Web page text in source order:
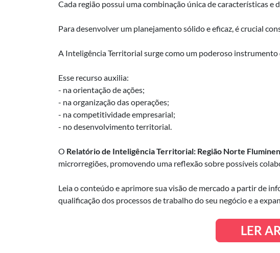
Cada região possui uma combinação única de características
Para desenvolver um planejamento sólido e eficaz, é crucial
A Inteligência Territorial surge como um poderoso
Esse recurso auxilia:
- na orientação de ações;
- na organização das operações;
- na competitividade empresarial;
- no desenvolvimento territorial.
O Relatório de Inteligência Territorial: Região Norte
microrregiões, promovendo uma reflexão sobre possíveis
Leia o conteúdo e aprimore sua visão de mercado a partir de
qualificação dos processos de trabalho do seu negócio e a
LER